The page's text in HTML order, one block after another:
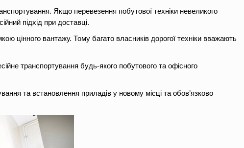
Якщо перевезення побутової техніки невеликого
підхід при доставці.
цінного вантажу. Тому багато власників дорогої техніки вважають
транспортування будь-якого побутового та офісного
та встановлення приладів у новому місці та обов’язково